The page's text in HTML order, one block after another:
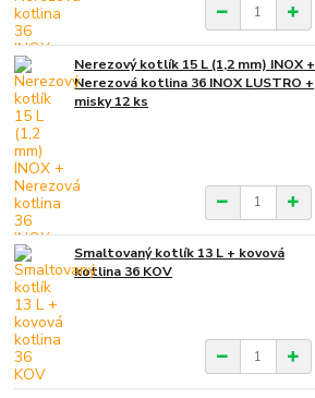
Nerezový kotlík 15 L (1,2 mm) INOX +
Nerezová kotlina 36 INOX LUSTRO +
misky 12 ks
Smaltovaný kotlík 13 L + kovová
kotlina 36 KOV